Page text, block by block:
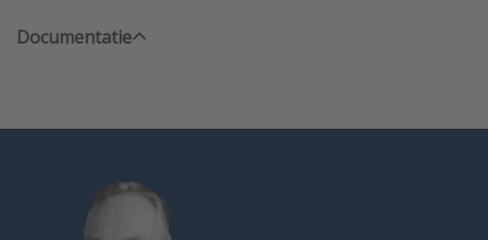
Documentatie